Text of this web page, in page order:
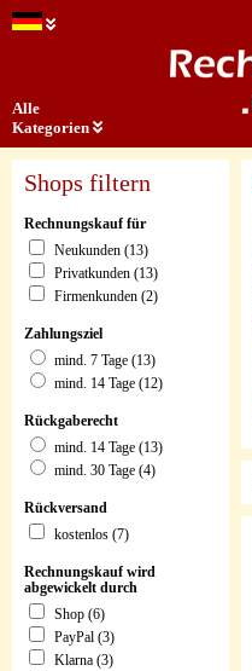
Alle
Kategorien
Shops filtern
Rechnungskauf für
Neukunden (13)
Privatkunden (13)
Firmenkunden (2)
Zahlungsziel
mind. 7 Tage (13)
mind. 14 Tage (12)
Rückgaberecht
mind. 14 Tage (13)
mind. 30 Tage (4)
Rückversand
kostenlos (7)
Rechnungskauf wird
abgewickelt durch
Shop (6)
PayPal (3)
Klarna (3)